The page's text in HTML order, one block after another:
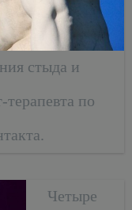
стыда и
терапевта по
Четыре